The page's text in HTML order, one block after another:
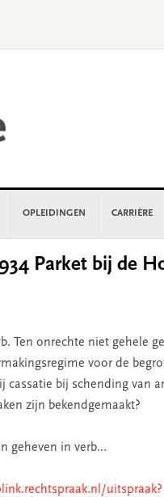
OPLEIDINGEN CARRIÈRE
Parket bij de
Ten onrechte niet gehele
voor de
cassatie bij schending van
zijn bekendgemaakt?
geheven in verb…
uitspraak?